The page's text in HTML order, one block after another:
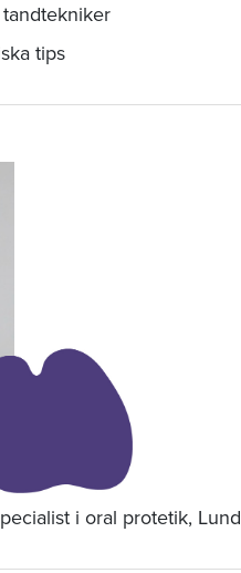
tips
i oral protetik, Lund